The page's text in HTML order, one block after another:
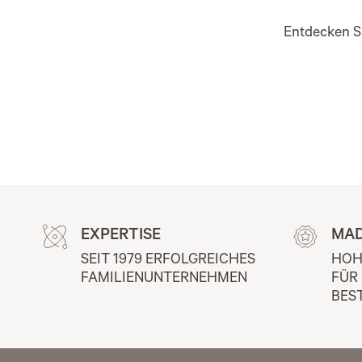
Entdecken
EXPERTISE
SEIT 1979 ERFOLGREICHES
FAMILIENUNTERNEHMEN